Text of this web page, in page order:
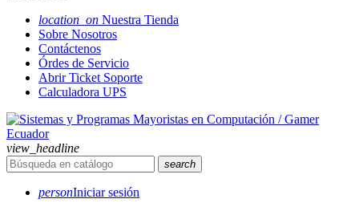
location_on Nuestra Tienda
Sobre Nosotros
Contáctenos
Órdes de Servicio
Abrir Ticket Soporte
Calculadora UPS
view_headline
search
personIniciar sesión